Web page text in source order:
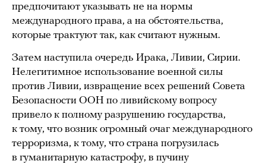
предпочитают указывать не на нормы
международного права, а на обстоятельства,
которые трактуют так, как считают нужным.
Затем наступила очередь Ирака, Ливии, Сирии.
Нелегитимное использование военной силы
против Ливии, извращение всех решений Совета
Безопасности ООН по ливийскому вопросу
привело к полному разрушению государства,
к тому, что возник огромный очаг международного
терроризма, к тому, что страна погрузилась
в гуманитарную катастрофу, в пучину